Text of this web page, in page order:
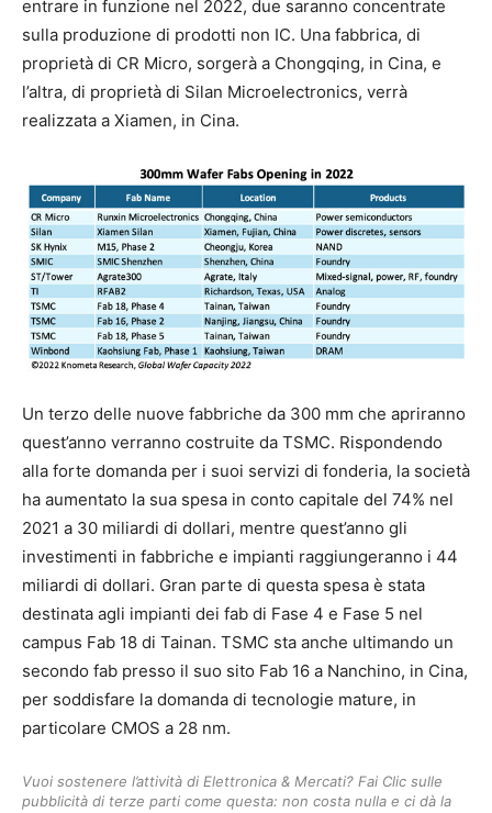
entrare in funzione nel 2022, due saranno concentrate
sulla produzione di prodotti non IC. Una fabbrica, di
proprietà di CR Micro, sorgerà a Chongqing, in Cina, e
l’altra, di proprietà di Silan Microelectronics, verrà
realizzata a Xiamen, in Cina.
Un terzo delle nuove fabbriche da 300 mm che apriranno
quest’anno verranno costruite da TSMC. Rispondendo
alla forte domanda per i suoi servizi di fonderia, la società
ha aumentato la sua spesa in conto capitale del 74% nel
2021 a 30 miliardi di dollari, mentre quest’anno gli
investimenti in fabbriche e impianti raggiungeranno i 44
miliardi di dollari. Gran parte di questa spesa è stata
destinata agli impianti dei fab di Fase 4 e Fase 5 nel
campus Fab 18 di Tainan. TSMC sta anche ultimando un
secondo fab presso il suo sito Fab 16 a Nanchino, in Cina,
per soddisfare la domanda di tecnologie mature, in
particolare CMOS a 28 nm.
Vuoi sostenere l’attività di Elettronica & Mercati? Fai Clic sulle
pubblicità di terze parti come questa: non costa nulla e ci dà la